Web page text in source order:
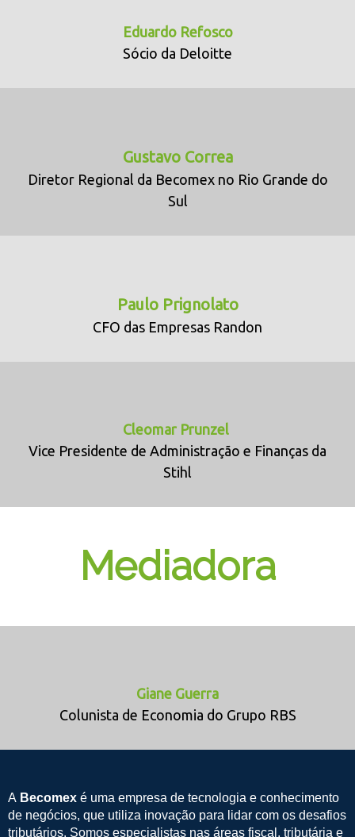
Eduardo Refosco
Sócio da Deloitte
Gustavo Correa
Diretor Regional da Becomex no Rio Grande do
Sul
Paulo Prignolato
CFO das Empresas Randon
Cleomar Prunzel
Vice Presidente de Administração e Finanças da
Stihl
Mediadora
Giane Guerra
Colunista de Economia do Grupo RBS
A Becomex é uma empresa de tecnologia e conhecimento
de negócios, que utiliza inovação para lidar com os desafios
tributários. Somos especialistas nas áreas fiscal, tributária e